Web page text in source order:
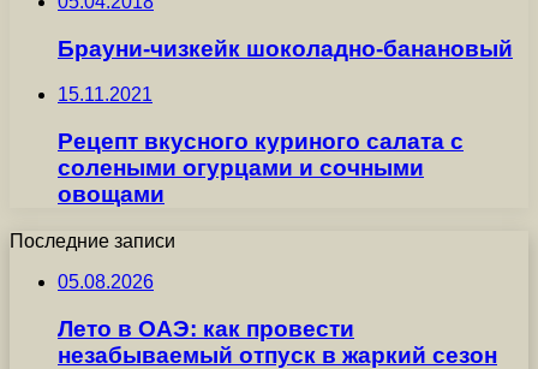
Брауни-чизкейк шоколадно-банановый
15.11.2021
Рецепт вкусного куриного салата с
солеными огурцами и сочными
овощами
Последние записи
05.08.2026
Лето в ОАЭ: как провести
незабываемый отпуск в жаркий сезон